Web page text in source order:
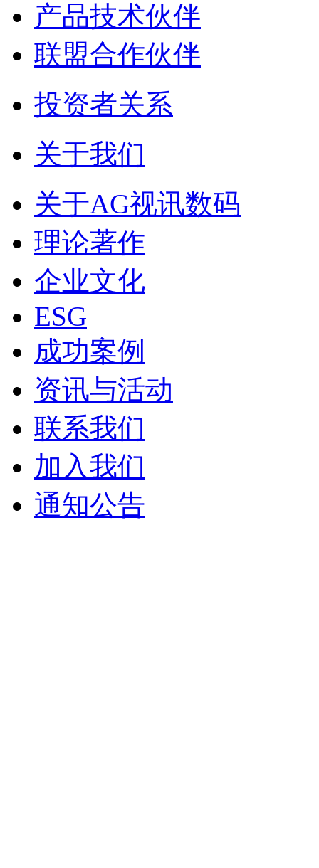
产品技术伙伴
联盟合作伙伴
投资者关系
关于我们
关于AG视讯数码
理论著作
企业文化
ESG
成功案例
资讯与活动
联系我们
加入我们
通知公告